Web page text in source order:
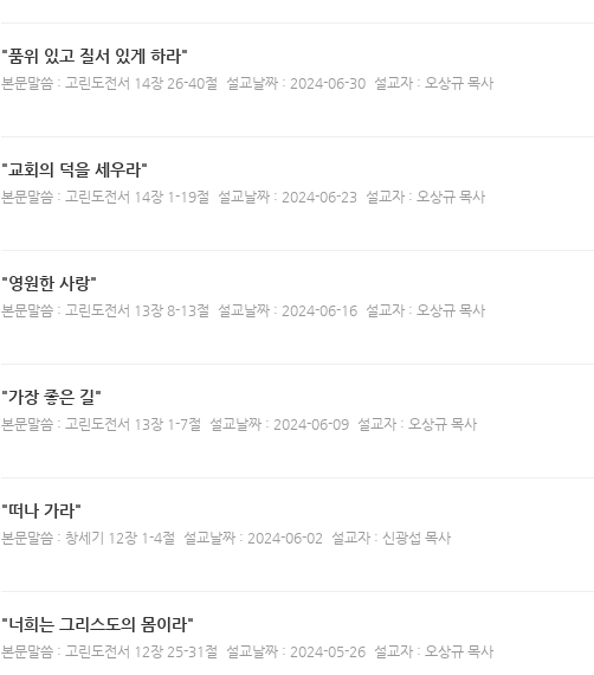
"품위 있고 질서 있게 하라"
본문말씀 : 고린도전서 14장 26-40절 설교날짜 : 2024-06-30 설교자 : 오상규 목사
"교회의 덕을 세우라"
본문말씀 : 고린도전서 14장 1-19절 설교날짜 : 2024-06-23 설교자 : 오상규 목사
"영원한 사랑"
본문말씀 : 고린도전서 13장 8-13절 설교날짜 : 2024-06-16 설교자 : 오상규 목사
"가장 좋은 길"
본문말씀 : 고린도전서 13장 1-7절 설교날짜 : 2024-06-09 설교자 : 오상규 목사
"떠나 가라"
본문말씀 : 창세기 12장 1-4절 설교날짜 : 2024-06-02 설교자 : 신광섭 목사
"너희는 그리스도의 몸이라"
본문말씀 : 고린도전서 12장 25-31절 설교날짜 : 2024-05-26 설교자 : 오상규 목사